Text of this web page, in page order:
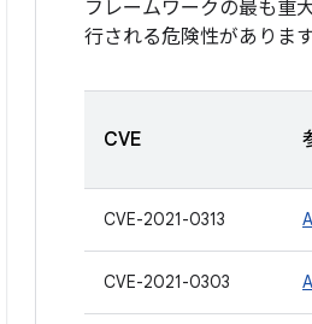
フレームワークの最も重
行される危険性があります
CVE
CVE-2021-0313
CVE-2021-0303